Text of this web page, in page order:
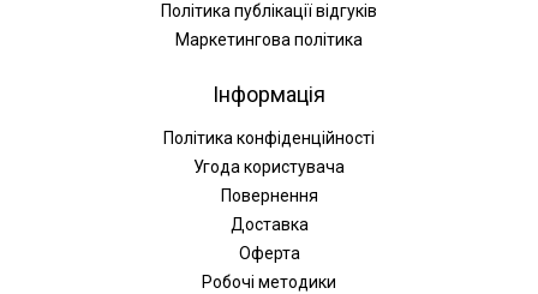
Політика публікації відгуків
Маркетингова політика
Інформація
Політика конфіденційності
Угода користувача
Повернення
Доставка
Оферта
Робочі методики